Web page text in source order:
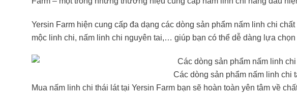
Yersin Farm hiện cung cấp đa dạng các dòng sản phẩm nấm linh chi
mộc linh chi, nấm linh chi nguyên tai,… giúp bạn có thể dễ dàng lựa
Các dòng sản phẩm nấm linh chi
Mua nấm linh chi thái lát tại Yersin Farm bạn sẽ hoàn toàn yên tâm về